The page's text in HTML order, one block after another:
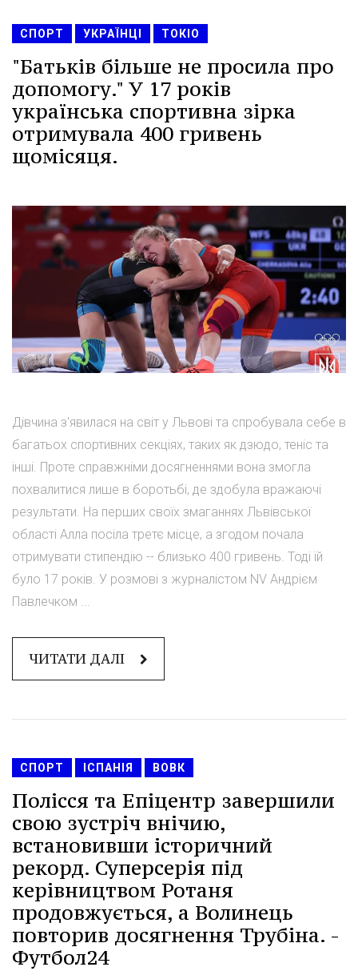
СПОРТ УКРАЇНЦІ ТОКІО
"Батьків більше не просила про
допомогу." У 17 років
українська спортивна зірка
отримувала 400 гривень
щомісяця.
Дівчина з'явилася на світ у Львові та спробувала себе в
багатьох спортивних секціях, таких як дзюдо, теніс та
інші. Проте справжніми досягненнями вона змогла
похвалитися лише в боротьбі, де здобула вражаючі
результати. На перших своїх змаганнях Львівської
області Алла посіла третє місце, а згодом почала
отримувати стипендію -- близько 400 гривень. Тоді їй
було 17 років. У розмові з журналістом NV Андрієм
Павлечком ...
ЧИТАТИ ДАЛІ
СПОРТ ІСПАНІЯ ВОВК
Полісся та Епіцентр завершили
свою зустріч внічию,
встановивши історичний
рекорд. Суперсерія під
керівництвом Ротаня
продовжується, а Волинець
повторив досягнення Трубіна. -
Футбол24